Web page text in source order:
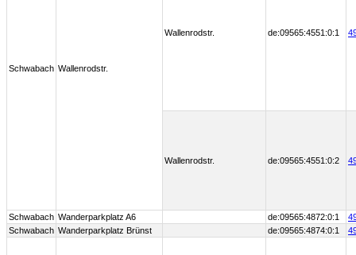
Schwabach Wallenrodstr.
Wallenrodstr. de:09565:4551:0:1
Wallenrodstr. de:09565:4551:0:2
Schwabach Wanderparkplatz A6 de:09565:4872:0:1
Schwabach Wanderparkplatz Brünst de:09565:4874:0:1